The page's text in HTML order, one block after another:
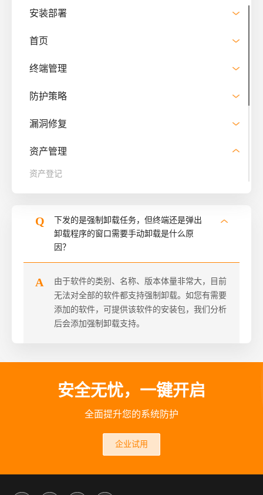
安装部署
首页
终端管理
防护策略
漏洞修复
资产管理
资产登记
软件管理
中心管理
事件日志
管理工具
Q
下发的是强制卸载任务，但终端还是弹出
卸载程序的窗口需要手动卸载是什么原
因？
A
由于软件的类别、名称、版本体量非常大，目前
无法对全部的软件都支持强制卸载。如您有需要
添加的软件，可提供该软件的安装包，我们分析
后会添加强制卸载支持。
安全无忧，一键开启
全面提升您的系统防护
企业试用